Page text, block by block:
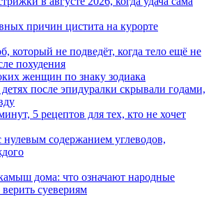
причин цистита на курорте
который не подведёт, когда тело ещё не
похудения
женщин по знаку зодиака
после эпидуралки скрывали годами,
5 рецептов для тех, кто не хочет
содержанием углеводов,
дома: что означают народные
суевериям